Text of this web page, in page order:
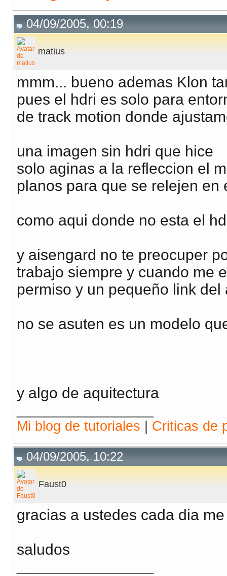
04/09/2005, 00:19
matius
mmm... bueno ademas Klon
pues el hdri es solo para
de track motion donde
una imagen sin hdri que hice
solo aginas a la refleccion el
planos para que se relejen
como aqui donde no esta el
y aisengard no te preocuper
trabajo siempre y cuando me
permiso y un pequeño link
no se asuten es un modelo
y algo de aquitectura
Mi blog de tutoriales | Criticas de
04/09/2005, 10:22
Faust0
gracias a ustedes cada dia
saludos